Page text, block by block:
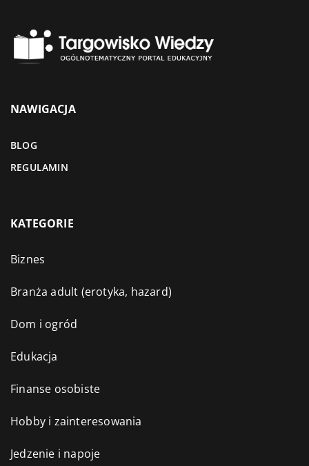
NAWIGACJA
BLOG
REGULAMIN
KATEGORIE
Biznes
Branża adult (erotyka, hazard)
Dom i ogród
Edukacja
Finanse osobiste
Hobby i zainteresowania
Jedzenie i napoje